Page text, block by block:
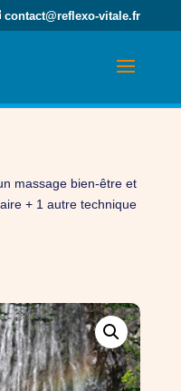
contact@reflexo-vitale.fr
massage bien-être et
+ 1 autre technique